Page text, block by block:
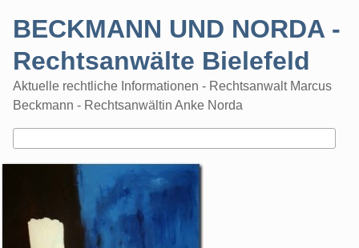
BECKMANN UND NORDA -
Rechtsanwälte Bielefeld
Aktuelle rechtliche Informationen - Rechtsanwalt Marcus
Beckmann - Rechtsanwältin Anke Norda